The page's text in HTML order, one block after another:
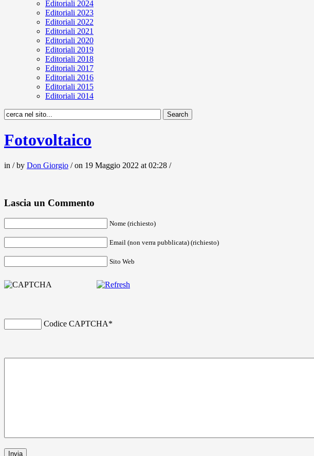
Editoriali 2024
Editoriali 2023
Editoriali 2022
Editoriali 2021
Editoriali 2020
Editoriali 2019
Editoriali 2018
Editoriali 2017
Editoriali 2016
Editoriali 2015
Editoriali 2014
Fotovoltaico
in / by Don Giorgio / on 19 Maggio 2022 at 02:28 /
Lascia un Commento
Nome (richiesto)
Email (non verra pubblicata) (richiesto)
Sito Web
Codice CAPTCHA*